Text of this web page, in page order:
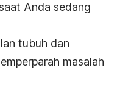
Anda sedang
tubuh dan
masalah